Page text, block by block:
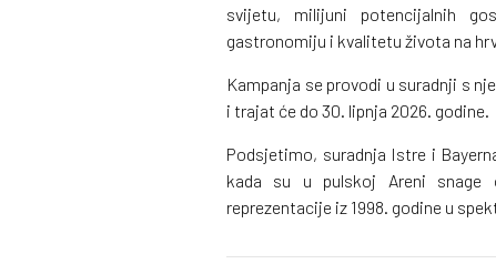
svijetu, milijuni potencijalnih
gastronomiju i kvalitetu života na
Kampanja se provodi u suradnji s
i trajat će do 30. lipnja 2026. godine.
Podsjetimo, suradnja Istre i
kada su u pulskoj Areni snage
reprezentacije iz 1998. godine u